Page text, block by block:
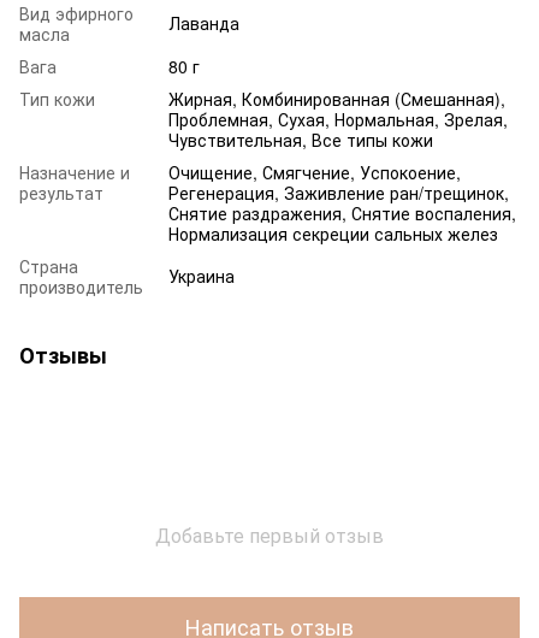
Вид эфирного
масла
Лаванда
Вага
80 г
Тип кожи
Жирная, Комбинированная (Смешанная),
Проблемная, Сухая, Нормальная, Зрелая,
Чувствительная, Все типы кожи
Назначение и
результат
Очищение, Смягчение, Успокоение,
Регенерация, Заживление ран/трещинок,
Снятие раздражения, Снятие воспаления,
Нормализация секреции сальных желез
Страна
производитель
Украина
Отзывы
Добавьте первый отзыв
Написать отзыв